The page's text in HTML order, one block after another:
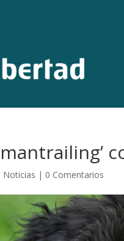
Noticias | 0 Comentarios